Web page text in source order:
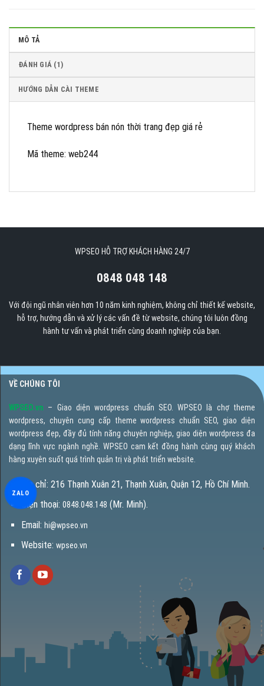
MÔ TẢ
ĐÁNH GIÁ (1)
HƯỚNG DẪN CÀI THEME
Theme wordpress bán nón thời trang đẹp giá rẻ
Mã theme: web244
WPSEO HỖ TRỢ KHÁCH HÀNG 24/7
0848 048 148
Với đội ngũ nhân viên hơn 10 năm kinh nghiệm, không chỉ thiết kế website,
hỗ trợ, hướng dẫn và xử lý các vấn đề từ website, chúng tôi luôn đồng
hành tư vấn và phát triển cùng doanh nghiệp của bạn.
VỀ CHÚNG TÔI
WPSEO.vn – Giao diện wordpress chuẩn SEO. WPSEO là chợ theme
wordpress, chuyên cung cấp theme wordpress chuẩn SEO, giao diện
wordpress đẹp, đầy đủ tính năng chuyên nghiệp, giao diện wordpress đa
dạng lĩnh vực ngành nghề. WPSEO cam kết đồng hành cùng quý khách
hàng xuyên suốt quá trình quản trị và phát triển website.
Địa chỉ: 216 Thạnh Xuân 21, Thạnh Xuân, Quận 12, Hồ Chí Minh.
Điện thoại: 0848.048.148 (Mr. Minh).
Email: hi@wpseo.vn
Website: wpseo.vn
ZALO